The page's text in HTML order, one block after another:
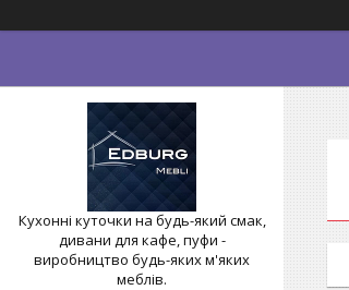
Кухонні куточки на будь-який смак,
дивани для кафе, пуфи -
виробництво будь-яких м'яких
меблів.